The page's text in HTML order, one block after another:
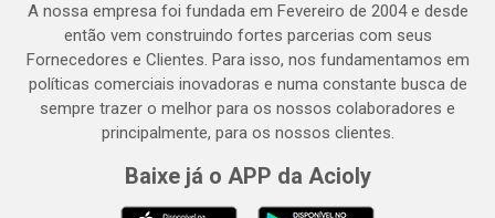
A nossa empresa foi fundada em Fevereiro de 2004 e desde
então vem construindo fortes parcerias com seus
Fornecedores e Clientes. Para isso, nos fundamentamos em
políticas comerciais inovadoras e numa constante busca de
sempre trazer o melhor para os nossos colaboradores e
principalmente, para os nossos clientes.
Baixe já o APP da Acioly